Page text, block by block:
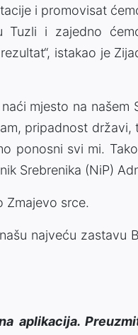
i promovisat
i zajedno
istakao je
mjesto na našem
pripadnost državi,
ponosni svi mi.
Srebrenika (NiP)
Zmajevo srce.
najveću zastavu
aplikacija.